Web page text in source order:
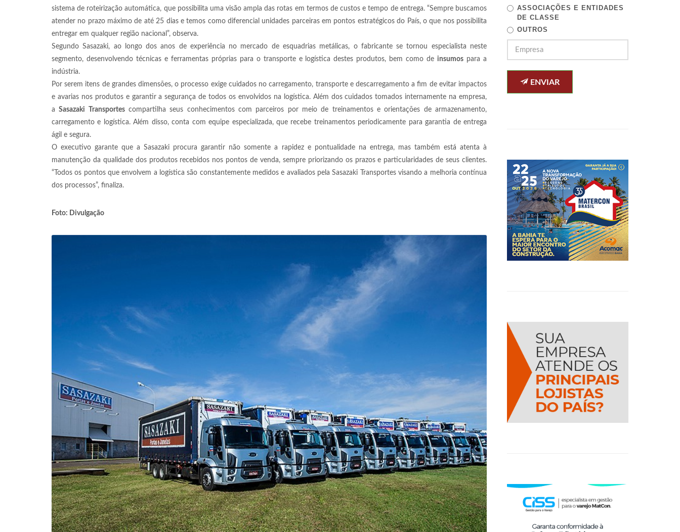
sistema de roteirização automática, que possibilita uma visão ampla das rotas em termos de custos e tempo de entrega. “Sempre buscamos
atender no prazo máximo de até 25 dias e temos como diferencial unidades parceiras em pontos estratégicos do País, o que nos possibilita
entregar em qualquer região nacional”, observa.
Segundo Sasazaki, ao longo dos anos de experiência no mercado de esquadrias metálicas, o fabricante se tornou especialista neste
segmento, desenvolvendo técnicas e ferramentas próprias para o transporte e logística destes produtos, bem como de insumos para a
indústria.
Por serem itens de grandes dimensões, o processo exige cuidados no carregamento, transporte e descarregamento a fim de evitar impactos
e avarias nos produtos e garantir a segurança de todos os envolvidos na logística. Além dos cuidados tomados internamente na empresa,
aSasazaki Transportescompartilha seus conhecimentos com parceiros por meio de treinamentos e orientações de armazenamento,
carregamento e logística. Além disso, conta com equipe especializada, que recebe treinamentos periodicamente para garantia de entrega
ágil e segura.
O executivo garante que a Sasazaki procura garantir não somente a rapidez e pontualidade na entrega, mas também está atenta à
manutenção da qualidade dos produtos recebidos nos pontos de venda, sempre priorizando os prazos e particularidades de seus clientes.
“Todos os pontos que envolvem a logística são constantemente medidos e avaliados pela Sasazaki Transportes visando a melhoria contínua
dos processos”, finaliza.
Foto: Divulgação
ASSOCIAÇÕES E ENTIDADES
DE CLASSE
OUTROS
ENVIAR